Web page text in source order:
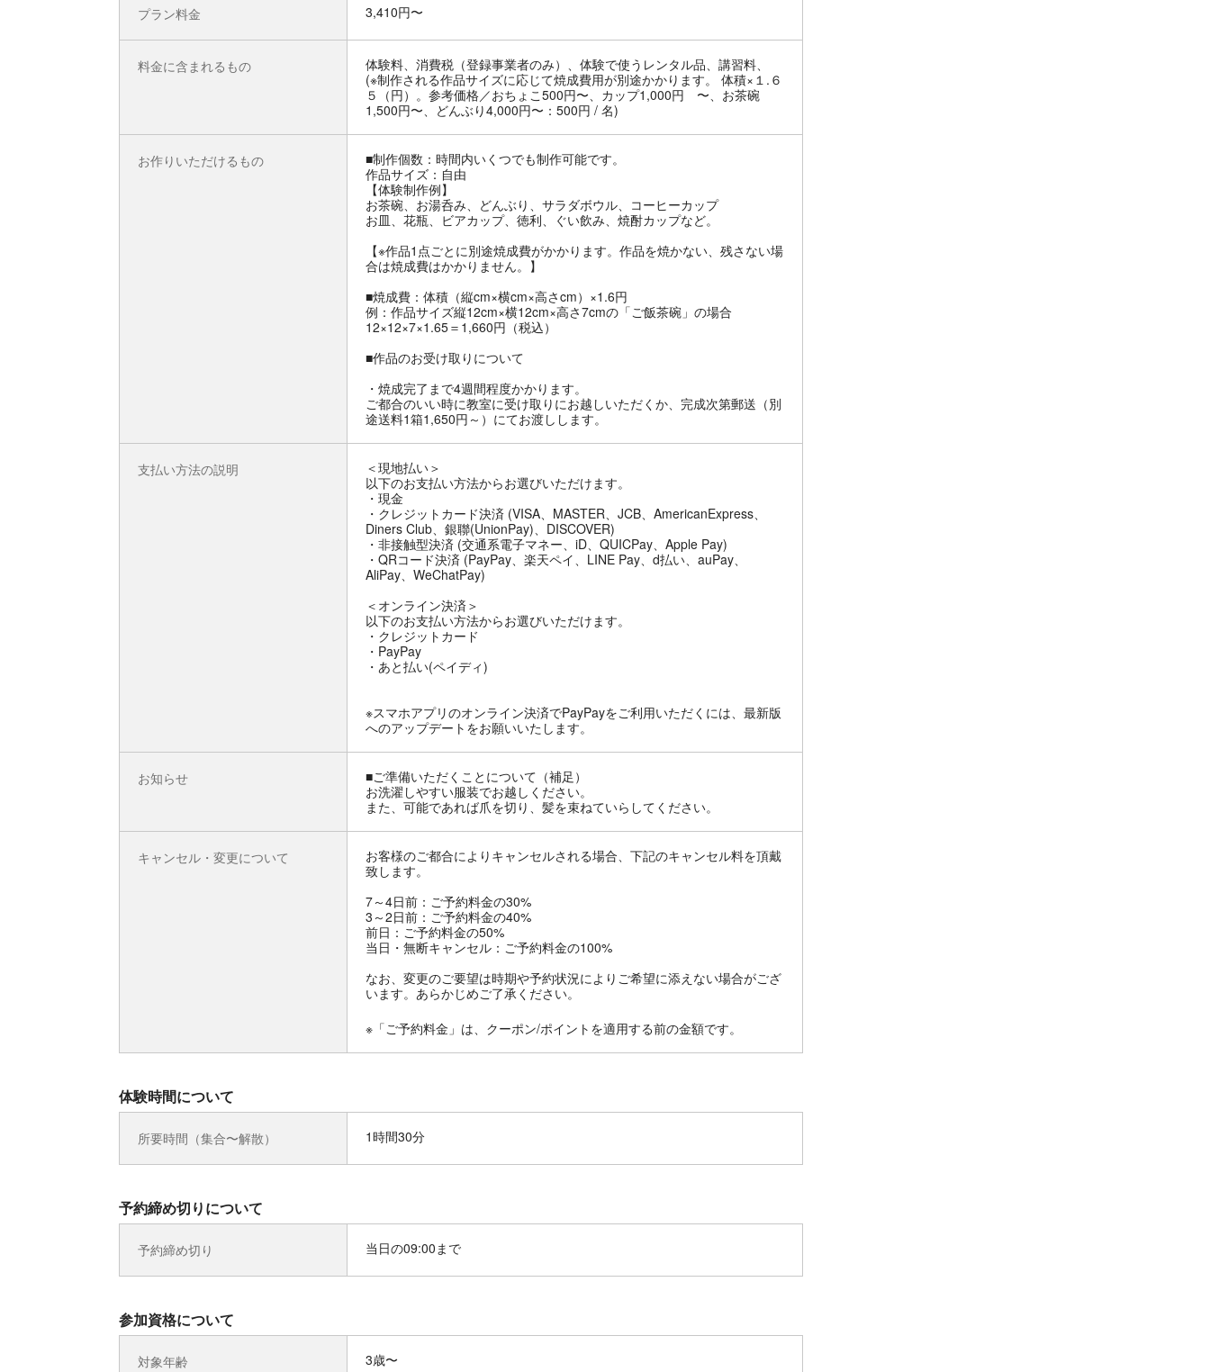
プラン料金 3,410円〜
料金に含まれるもの
体験料、消費税（登録事業者のみ）、体験で使うレンタル品、講習料、
(※制作される作品サイズに応じて焼成費用が別途かかります。 体積×１.６
５（円）。参考価格／おちょこ500円〜、カップ1,000円 〜、お茶碗
1,500円〜、どんぶり4,000円〜：500円 / 名)
お作りいただけるもの
■制作個数：時間内いくつでも制作可能です。
作品サイズ：自由
【体験制作例】
お茶碗、お湯呑み、どんぶり、サラダボウル、コーヒーカップ
お皿、花瓶、ビアカップ、徳利、ぐい飲み、焼酎カップなど。
【※作品1点ごとに別途焼成費がかかります。作品を焼かない、残さない場
合は焼成費はかかりません。】
■焼成費：体積（縦cm×横cm×高さcm）×1.6円
例：作品サイズ縦12cm×横12cm×高さ7cmの「ご飯茶碗」の場合
12×12×7×1.65＝1,660円（税込）
■作品のお受け取りについて
・焼成完了まで4週間程度かかります。
ご都合のいい時に教室に受け取りにお越しいただくか、完成次第郵送（別
途送料1箱1,650円～）にてお渡しします。
支払い方法の説明
＜現地払い＞
以下のお支払い方法からお選びいただけます。
・現金
・クレジットカード決済 (VISA、MASTER、JCB、AmericanExpress、
Diners Club、銀聯(UnionPay)、DISCOVER)
・非接触型決済 (交通系電子マネー、iD、QUICPay、Apple Pay)
・QRコード決済 (PayPay、楽天ペイ、LINE Pay、d払い、auPay、
AliPay、WeChatPay)
＜オンライン決済＞
以下のお支払い方法からお選びいただけます。
・クレジットカード
・PayPay
・あと払い(ペイディ)
※スマホアプリのオンライン決済でPayPayをご利用いただくには、最新版
へのアップデートをお願いいたします。
お知らせ
■ご準備いただくことについて（補足）
お洗濯しやすい服装でお越しください。
また、可能であれば爪を切り、髪を束ねていらしてください。
キャンセル・変更について
お客様のご都合によりキャンセルされる場合、下記のキャンセル料を頂戴
致します。
7～4日前：ご予約料金の30%
3～2日前：ご予約料金の40%
前日：ご予約料金の50%
当日・無断キャンセル：ご予約料金の100%
なお、変更のご要望は時期や予約状況によりご希望に添えない場合がござ
います。あらかじめご了承ください。
※「ご予約料金」は、クーポン/ポイントを適用する前の金額です。
体験時間について
所要時間（集合〜解散） 1時間30分
予約締め切りについて
予約締め切り 当日の09:00まで
参加資格について
対象年齢 3歳〜